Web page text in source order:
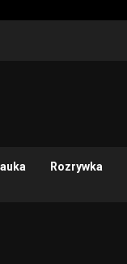
Rozrywka